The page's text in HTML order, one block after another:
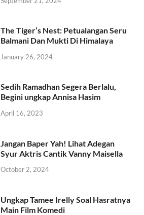
The Tiger’s Nest: Petualangan Seru
Balmani Dan Mukti Di Himalaya
January 26, 2024
Sedih Ramadhan Segera Berlalu,
Begini ungkap Annisa Hasim
April 16, 2023
Jangan Baper Yah! Lihat Adegan
Syur Aktris Cantik Vanny Maisella
October 2, 2024
Ungkap Tamee Irelly Soal Hasratnya
Main Film Komedi